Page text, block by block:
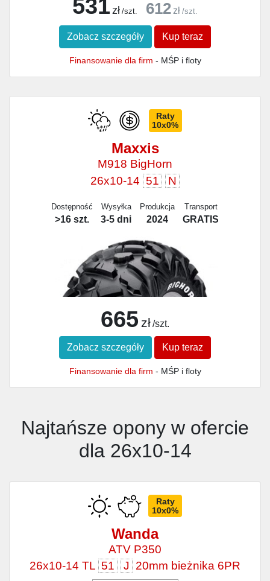
531 zł /szt. 612 zł /szt.
Zobacz szczegóły Kup teraz
Finansowanie dla firm - MŚP i floty
Raty
10x0%
Maxxis
M918 BigHorn
26x10-14 51 N
Dostępność
>16 szt.
Wysyłka
3-5 dni
Produkcja
2024
Transport
GRATIS
665 zł /szt.
Zobacz szczegóły Kup teraz
Finansowanie dla firm - MŚP i floty
Najtańsze opony w ofercie
dla 26x10-14
Raty
10x0%
Wanda
ATV P350
26x10-14 TL 51 J 20mm bieżnika 6PR